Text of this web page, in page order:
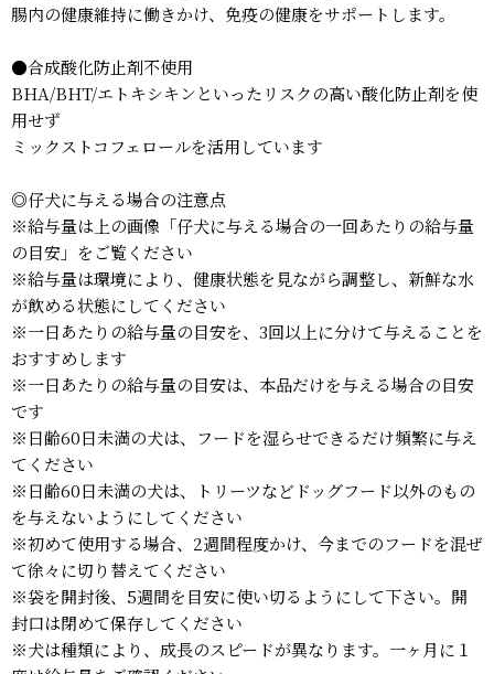
腸内の健康維持に働きかけ、免疫の健康をサポートします。
●合成酸化防止剤不使用
BHA/BHT/エトキシキンといったリスクの高い酸化防止剤を使
用せず
ミックストコフェロールを活用しています
◎仔犬に与える場合の注意点
※給与量は上の画像「仔犬に与える場合の一回あたりの給与量
の目安」をご覧ください
※給与量は環境により、健康状態を見ながら調整し、新鮮な水
が飲める状態にしてください
※一日あたりの給与量の目安を、3回以上に分けて与えることを
おすすめします
※一日あたりの給与量の目安は、本品だけを与える場合の目安
です
※日齢60日未満の犬は、フードを湿らせできるだけ頻繁に与え
てください
※日齢60日未満の犬は、トリーツなどドッグフード以外のもの
を与えないようにしてください
※初めて使用する場合、2週間程度かけ、今までのフードを混ぜ
て徐々に切り替えてください
※袋を開封後、5週間を目安に使い切るようにして下さい。開
封口は閉めて保存してください
※犬は種類により、成長のスピードが異なります。一ヶ月に１